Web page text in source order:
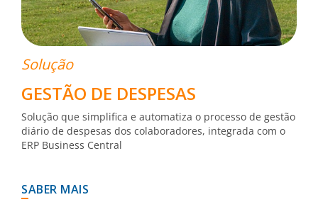
Solução
GESTÃO DE DESPESAS
Solução que simplifica e automatiza o processo de gestão
diário de despesas dos colaboradores, integrada com o
ERP Business Central
SABER MAIS